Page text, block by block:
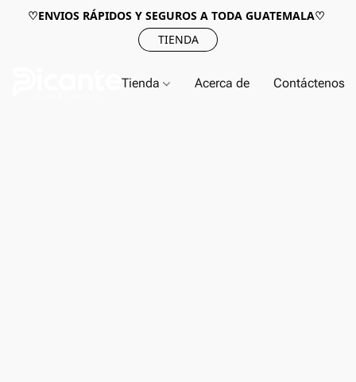
♡ENVIOS RÁPIDOS Y SEGUROS A TODA GUATEMALA♡
TIENDA
Tienda Acerca de Contáctenos